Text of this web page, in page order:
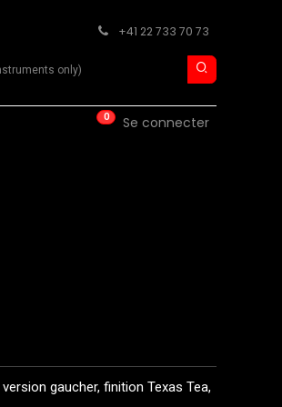
+41 22 733 70 73
0 Se connecter
gaucher, finition Texas Tea,